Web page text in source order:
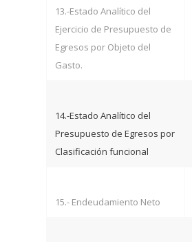
13.-Estado Analítico del
Ejercicio de Presupuesto de
Egresos por Objeto del
Gasto.
14.-Estado Analítico del
Presupuesto de Egresos por
Clasificación funcional
15.- Endeudamiento Neto